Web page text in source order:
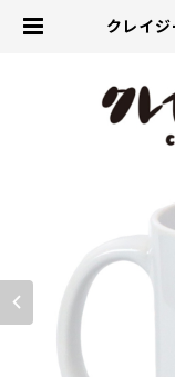
クレイジ